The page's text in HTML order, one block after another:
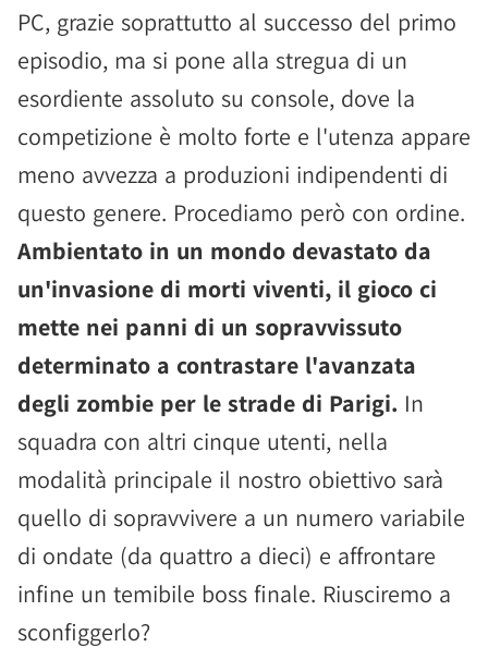
PC, grazie soprattutto al successo del primo
episodio, ma si pone alla stregua di un
esordiente assoluto su console, dove la
competizione è molto forte e l'utenza appare
meno avvezza a produzioni indipendenti di
questo genere. Procediamo però con ordine.
Ambientato in un mondo devastato da
un'invasione di morti viventi, il gioco ci
mette nei panni di un sopravvissuto
determinato a contrastare l'avanzata
degli zombie per le strade di Parigi. In
squadra con altri cinque utenti, nella
modalità principale il nostro obiettivo sarà
quello di sopravvivere a un numero variabile
di ondate (da quattro a dieci) e affrontare
infine un temibile boss finale. Riusciremo a
sconfiggerlo?